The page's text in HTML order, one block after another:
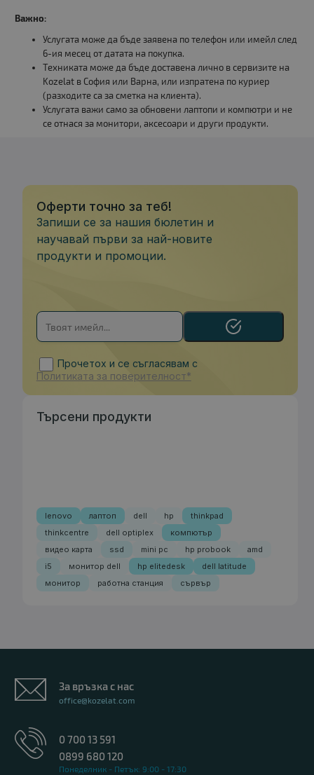
Важно:
Услугата може да бъде заявена по телефон или имейл след
6-ия месец от датата на покупка.
Техниката може да бъде доставена лично в сервизите на
Kozelat в София или Варна, или изпратена по куриер
(разходите са за сметка на клиента).
Услугата важи само за обновени лаптопи и компютри и не
се отнася за монитори, аксесоари и други продукти.
Оферти точно за теб!
Запиши се за нашия бюлетин и
научавай първи за най-новите
продукти и промоции.
Прочетох и се съгласявам с
Политиката за поверителност*
Търсени продукти
lenovo лаптоп dell hp
thinkpad
thinkcentre
dell optiplex
компютър
видео карта
ssd mini pc hp probook
amd
i5
монитор dell hp elitedesk
dell latitude
монитор
работна станция сървър
За връзка с нас
office@kozelat.com
0 700 13 591
0899 680 120
Понеделник - Петък: 9:00 - 17:30